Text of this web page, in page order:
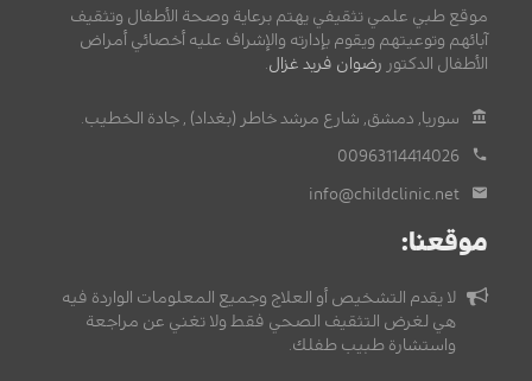
موقع طبي علمي تثقيفي يهتم برعاية وصحة الأطفال وتثقيف
آبائهم وتوعيتهم ويقوم بإدارته والإشراف عليه أخصائي أمراض
الأطفال الدكتور رضوان فريد غزال
سوريا, دمشق, شارع مرشد خاطر (بغداد) , جادة الخطيب.
00963114414026
info@childclinic.net
موقعنا:
لا يقدم التشخيص أو العلاج وجميع المعلومات الواردة فيه
هي لغرض التثقيف الصحي فقط ولا تغني عن مراجعة
واستشارة طبيب طفلك.